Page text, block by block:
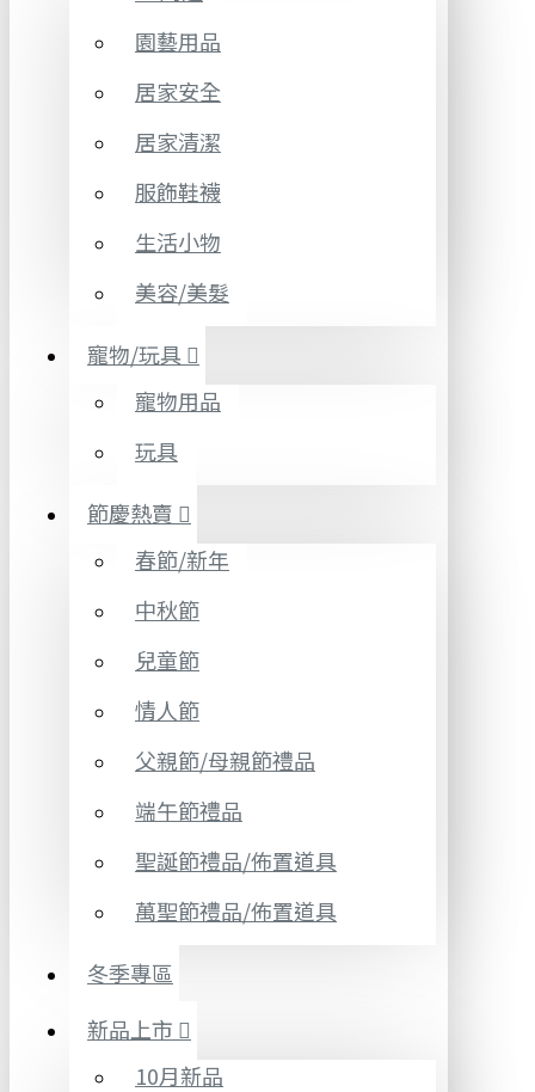
園藝用品
居家安全
居家清潔
服飾鞋襪
生活小物
美容/美髮
寵物/玩具
寵物用品
玩具
節慶熱賣
春節/新年
中秋節
兒童節
情人節
父親節/母親節禮品
端午節禮品
聖誕節禮品/佈置道具
萬聖節禮品/佈置道具
冬季專區
新品上市
10月新品